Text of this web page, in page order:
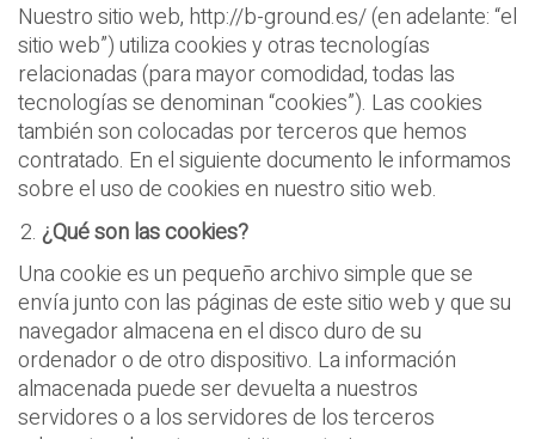
Nuestro sitio web, http://b-ground.es/ (en adelante: “el
sitio web”) utiliza cookies y otras tecnologías
relacionadas (para mayor comodidad, todas las
tecnologías se denominan “cookies”). Las cookies
también son colocadas por terceros que hemos
contratado. En el siguiente documento le informamos
sobre el uso de cookies en nuestro sitio web.
¿Quéson las cookies?
Una cookie es un pequeño archivo simple que se
envía junto con las páginas de este sitio web y que su
navegador almacena en el disco duro de su
ordenador o de otro dispositivo. La información
almacenada puede ser devuelta a nuestros
servidores o a los servidores de los terceros